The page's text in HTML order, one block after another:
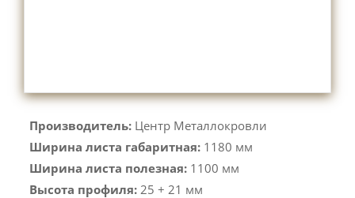
Производитель: Центр Металлокровли
Ширина листа габаритная: 1180 мм
Ширина листа полезная: 1100 мм
Высота профиля: 25 + 21 мм